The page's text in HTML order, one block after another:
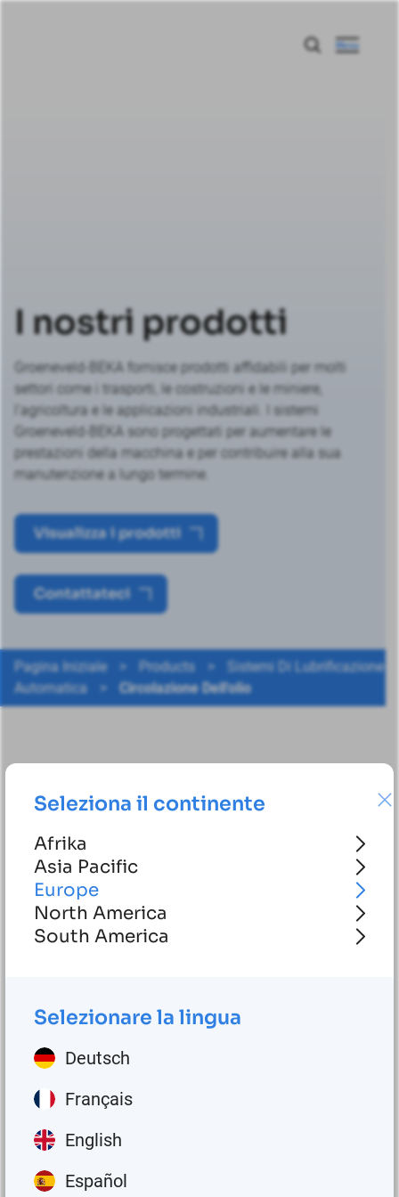
Seleziona il continente
Afrika
Asia Pacific
Europe
North America
South America
Selezionare la lingua
Deutsch
Français
English
Español
Menu
I nostri prodotti
Groeneveld-BEKA fornisce prodotti affidabili per molti
settori come i trasporti, le costruzioni e le miniere,
l'agricoltura e le applicazioni industriali. I sistemi
Groeneveld-BEKA sono progettati per aumentare le
prestazioni della macchina e per contribuire alla sua
manutenzione a lungo termine.
Visualizza i prodotti
Contattateci
Pagina Iniziale > Products >
Sistemi Di Lubrificazione
Automatica
> Circolazione Dell'olio
Trova il prodotto giusto
per te
Segmento
Selezionare
Circolazione dell'olio
Ricerca